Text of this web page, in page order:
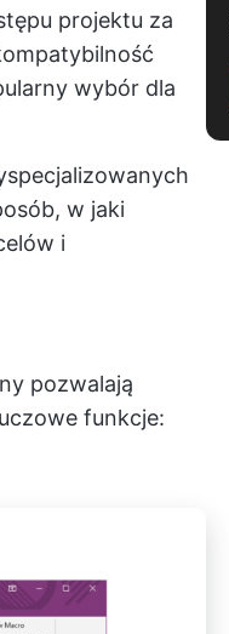
projektu za
wybór dla
w jaki
i
pozwalają
funkcje: